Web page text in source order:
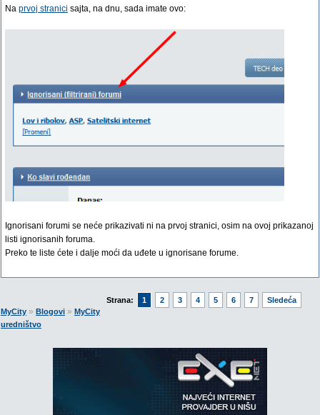
Na prvoj stranici sajta, na dnu, sada imate ovo:
Ignorisani forumi se neće prikazivati ni na prvoj stranici, osim na ovoj prikazanoj
listi ignorisanih foruma.
Preko te liste ćete i dalje moći da uđete u ignorisane forume.
Strana: 1 2 3 4 5 6 7
Sledeća
MyCity » Blogovi » MyCity
uredništvo